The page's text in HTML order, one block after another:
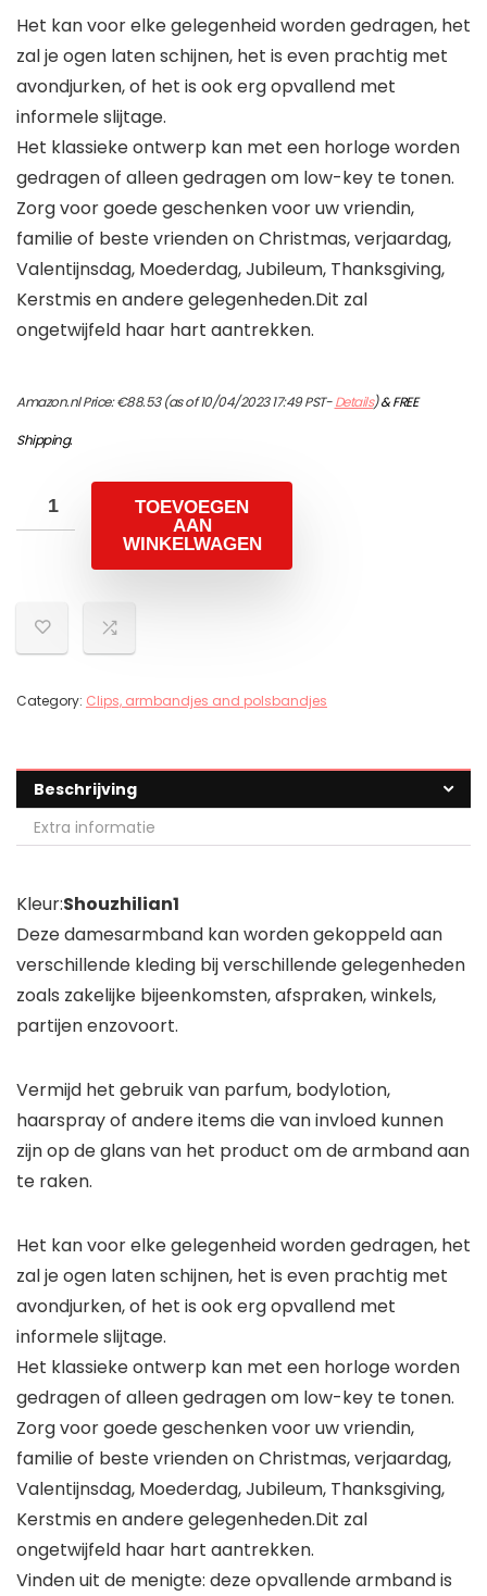
Het kan voor elke gelegenheid worden gedragen, het
zal je ogen laten schijnen, het is even prachtig met
avondjurken, of het is ook erg opvallend met
informele slijtage.
Het klassieke ontwerp kan met een horloge worden
gedragen of alleen gedragen om low-key te tonen.
Zorg voor goede geschenken voor uw vriendin,
familie of beste vrienden on Christmas, verjaardag,
Valentijnsdag, Moederdag, Jubileum, Thanksgiving,
Kerstmis en andere gelegenheden.Dit zal
ongetwijfeld haar hart aantrekken.
Amazon.nl Price:€88.53(as of 10/04/2023 17:49 PST-Details)&FREE
Shipping.
TOEVOEGEN
AAN
WINKELWAGEN
Category: Clips, armbandjes and polsbandjes
Beschrijving
Extra informatie
Kleur:Shouzhilian1
Deze damesarmband kan worden gekoppeld aan
verschillende kleding bij verschillende gelegenheden
zoals zakelijke bijeenkomsten, afspraken, winkels,
partijen enzovoort.
Vermijd het gebruik van parfum, bodylotion,
haarspray of andere items die van invloed kunnen
zijn op de glans van het product om de armband aan
te raken.
Het kan voor elke gelegenheid worden gedragen, het
zal je ogen laten schijnen, het is even prachtig met
avondjurken, of het is ook erg opvallend met
informele slijtage.
Het klassieke ontwerp kan met een horloge worden
gedragen of alleen gedragen om low-key te tonen.
Zorg voor goede geschenken voor uw vriendin,
familie of beste vrienden on Christmas, verjaardag,
Valentijnsdag, Moederdag, Jubileum, Thanksgiving,
Kerstmis en andere gelegenheden.Dit zal
ongetwijfeld haar hart aantrekken.
Vinden uit de menigte: deze opvallende armband is